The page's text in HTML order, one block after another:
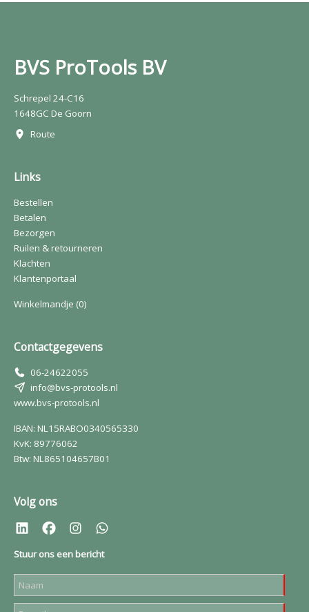
BVS ProTools BV
Schrepel 24-C16
1648GC De Goorn
Route
Links
Bestellen
Betalen
Bezorgen
Ruilen & retourneren
Klachten
Klantenportaal
Winkelmandje (0)
Contactgegevens
06-24622055
info@bvs-protools.nl
www.bvs-protools.nl
IBAN: NL15RABO0340565330
KvK: 89776062
Btw: NL865104657B01
Volg ons
Stuur ons een bericht